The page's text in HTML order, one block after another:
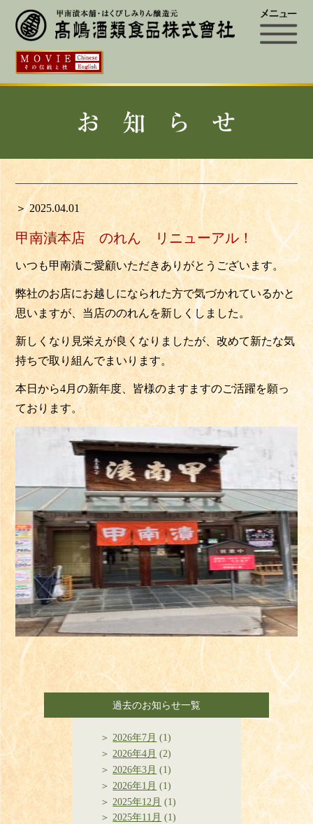
＞ 2025.04.01
甲南漬本店 のれん リニューアル！
いつも甲南漬ご愛顧いただきありがとうございます。
弊社のお店にお越しになられた方で気づかれているかと
思いますが、当店ののれんを新しくしました。
新しくなり見栄えが良くなりましたが、改めて新たな気
持ちで取り組んでまいります。
本日から4月の新年度、皆様のますますのご活躍を願っ
ております。
過去のお知らせ一覧
2026年7月 (1)
2026年4月 (2)
2026年3月 (1)
2026年1月 (1)
2025年12月 (1)
2025年11月 (1)